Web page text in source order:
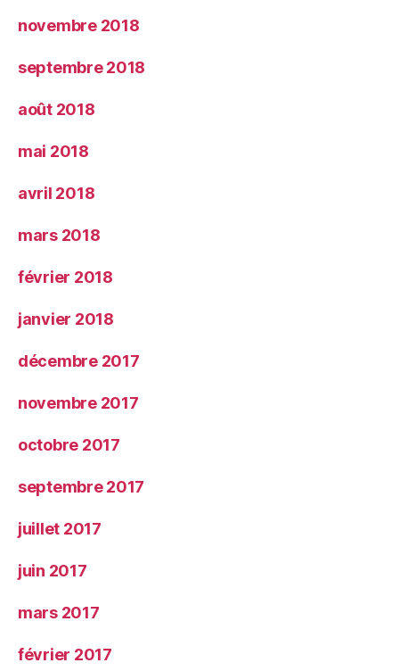
novembre 2018
septembre 2018
août 2018
mai 2018
avril 2018
mars 2018
février 2018
janvier 2018
décembre 2017
novembre 2017
octobre 2017
septembre 2017
juillet 2017
juin 2017
mars 2017
février 2017